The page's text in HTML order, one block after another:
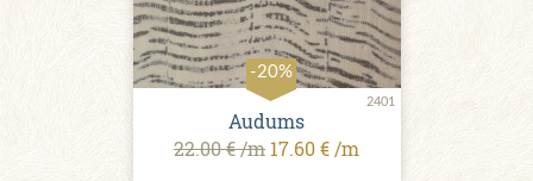
-20%
2401
Audums
22.00 € /m 17.60 € /m